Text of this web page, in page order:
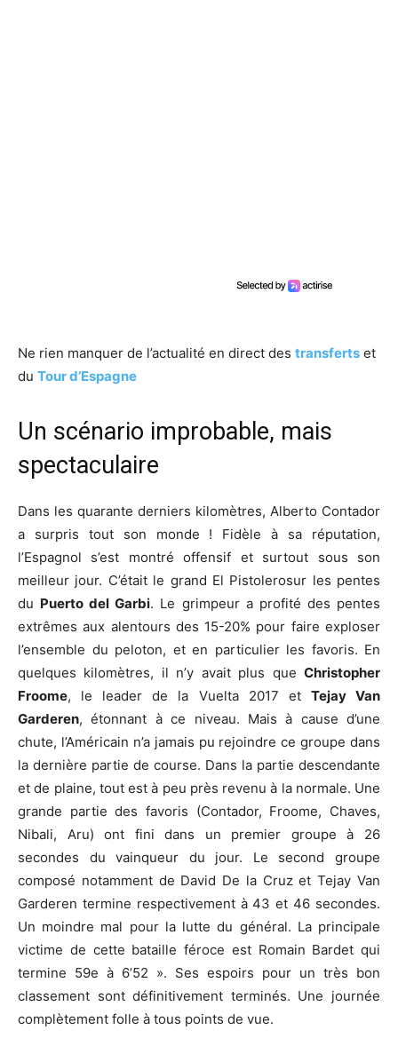
Ne rien manquer de l’actualité en direct des transferts et
du Tour d’Espagne
Un scénario improbable, mais
spectaculaire
Dans les quarante derniers kilomètres, Alberto Contador
a surpris tout son monde ! Fidèle à sa réputation,
l’Espagnol s’est montré offensif et surtout sous son
meilleur jour. C’était le grand El Pistolerosur les pentes
du Puerto del Garbi. Le grimpeur a profité des pentes
extrêmes aux alentours des 15-20% pour faire exploser
l’ensemble du peloton, et en particulier les favoris. En
quelques kilomètres, il n’y avait plus que Christopher
Froome, le leader de la Vuelta 2017 et Tejay Van
Garderen, étonnant à ce niveau. Mais à cause d’une
chute, l’Américain n’a jamais pu rejoindre ce groupe dans
la dernière partie de course. Dans la partie descendante
et de plaine, tout est à peu près revenu à la normale. Une
grande partie des favoris (Contador, Froome, Chaves,
Nibali, Aru) ont fini dans un premier groupe à 26
secondes du vainqueur du jour. Le second groupe
composé notamment de David De la Cruz et Tejay Van
Garderen termine respectivement à 43 et 46 secondes.
Un moindre mal pour la lutte du général. La principale
victime de cette bataille féroce est Romain Bardet qui
termine 59e à 6’52 ». Ses espoirs pour un très bon
classement sont définitivement terminés. Une journée
complètement folle à tous points de vue.